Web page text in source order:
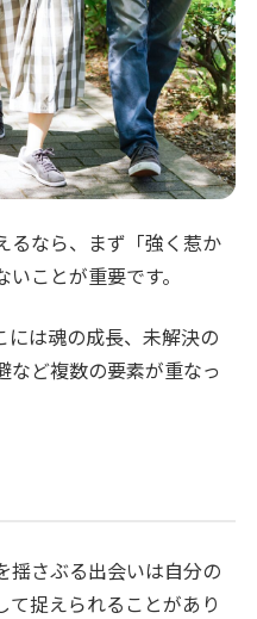
るなら、まず「強く惹か
ことが重要です。
には魂の成長、未解決の
など複数の要素が重なっ
揺さぶる出会いは自分の
て捉えられることがあり